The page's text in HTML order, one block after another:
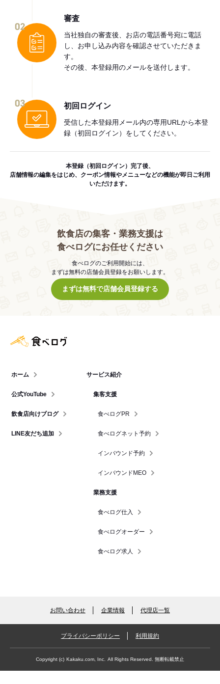
02
審査
当社独自の審査後、お店の電話番号宛に電話
し、お申し込み内容を確認させていただきま
す。
その後、本登録用のメールを送付します。
03 初回ログイン
受信した本登録用メール内の専用URLから本登
録（初回ログイン）をしてください。
本登録（初回ログイン）完了後、
店舗情報の編集をはじめ、クーポン情報やメニューなどの機能が即日ご利用
いただけます。
飲食店の集客・業務支援は
食べログにお任せください
食べログのご利用開始には、
まずは無料の店舗会員登録をお願いします。
まずは無料で店舗会員登録する
ホーム
公式YouTube
飲食店向けブログ
LINE友だち追加
サービス紹介
集客支援
食べログPR
食べログネット予約
インバウンド予約
インバウンドMEO
業務支援
食べログ仕入
食べログオーダー
食べログ求人
お問い合わせ 企業情報 代理店一覧
プライバシーポリシー 利用規約
Copyright (c) Kakaku.com, Inc. All Rights Reserved. 無断転載禁止